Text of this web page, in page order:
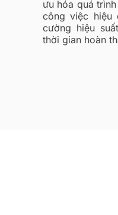
ưu hóa quá
công việc hiệu
cường hiệu
thời gian hoàn